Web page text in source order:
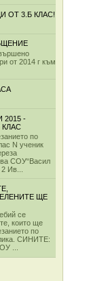
ОТ 3.Б КЛАС!
от 2014 г към
-
КЛАС
по
N ученик
СОУ“Васил
Ив...
ЩЕ
се
които ще
по
СИНИТЕ:
...